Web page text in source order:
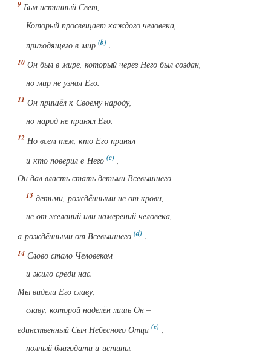
Был истинный Свет,
Который просвещает каждого человека,
приходящего в мир
.
Он был в мире, который через Него был создан,
но мир не узнал Его.
Он пришёл к Своему народу,
но народ не принял Его.
Но всем тем, кто Его принял
и кто поверил в Него
Он дал власть стать детьми Всевышнего –
детьми, рождёнными не от крови,
не от желаний или намерений человека,
а рождёнными от Всевышнего
.
Слово стало Человеком
и жило среди нас.
Мы видели Его славу,
славу, которой наделён лишь Он –
единственный Сын Небесного Отца
,
полный благодати и истины.